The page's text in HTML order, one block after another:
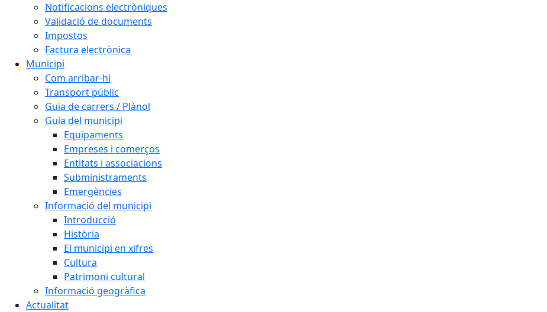
Notificacions electròniques
Validació de documents
Impostos
Factura electrònica
Municipi
Com arribar-hi
Transport públic
Guia de carrers / Plànol
Guia del municipi
Equipaments
Empreses i comerços
Entitats i associacions
Subministraments
Emergències
Informació del municipi
Introducció
Història
El municipi en xifres
Cultura
Patrimoni cultural
Informació geogràfica
Actualitat